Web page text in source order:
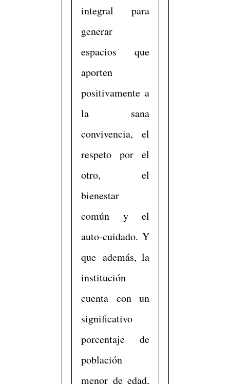
integral para
generar
espacios que
aporten
positivamente a
la sana
convivencia, el
respeto por el
otro, el
bienestar
común y el
auto-cuidado. Y
que además, la
institución
cuenta con un
significativo
porcentaje de
población
menor de edad,